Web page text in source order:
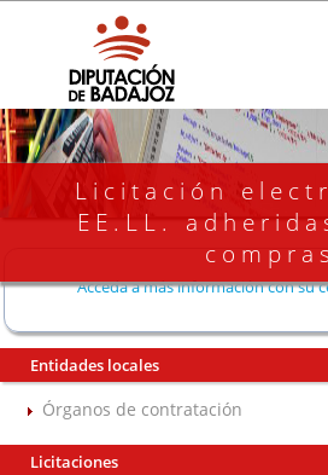
Licitación
EE.LL.
compras
Acceda a más información con su
Entidades locales
Órganos de contratación
Licitaciones